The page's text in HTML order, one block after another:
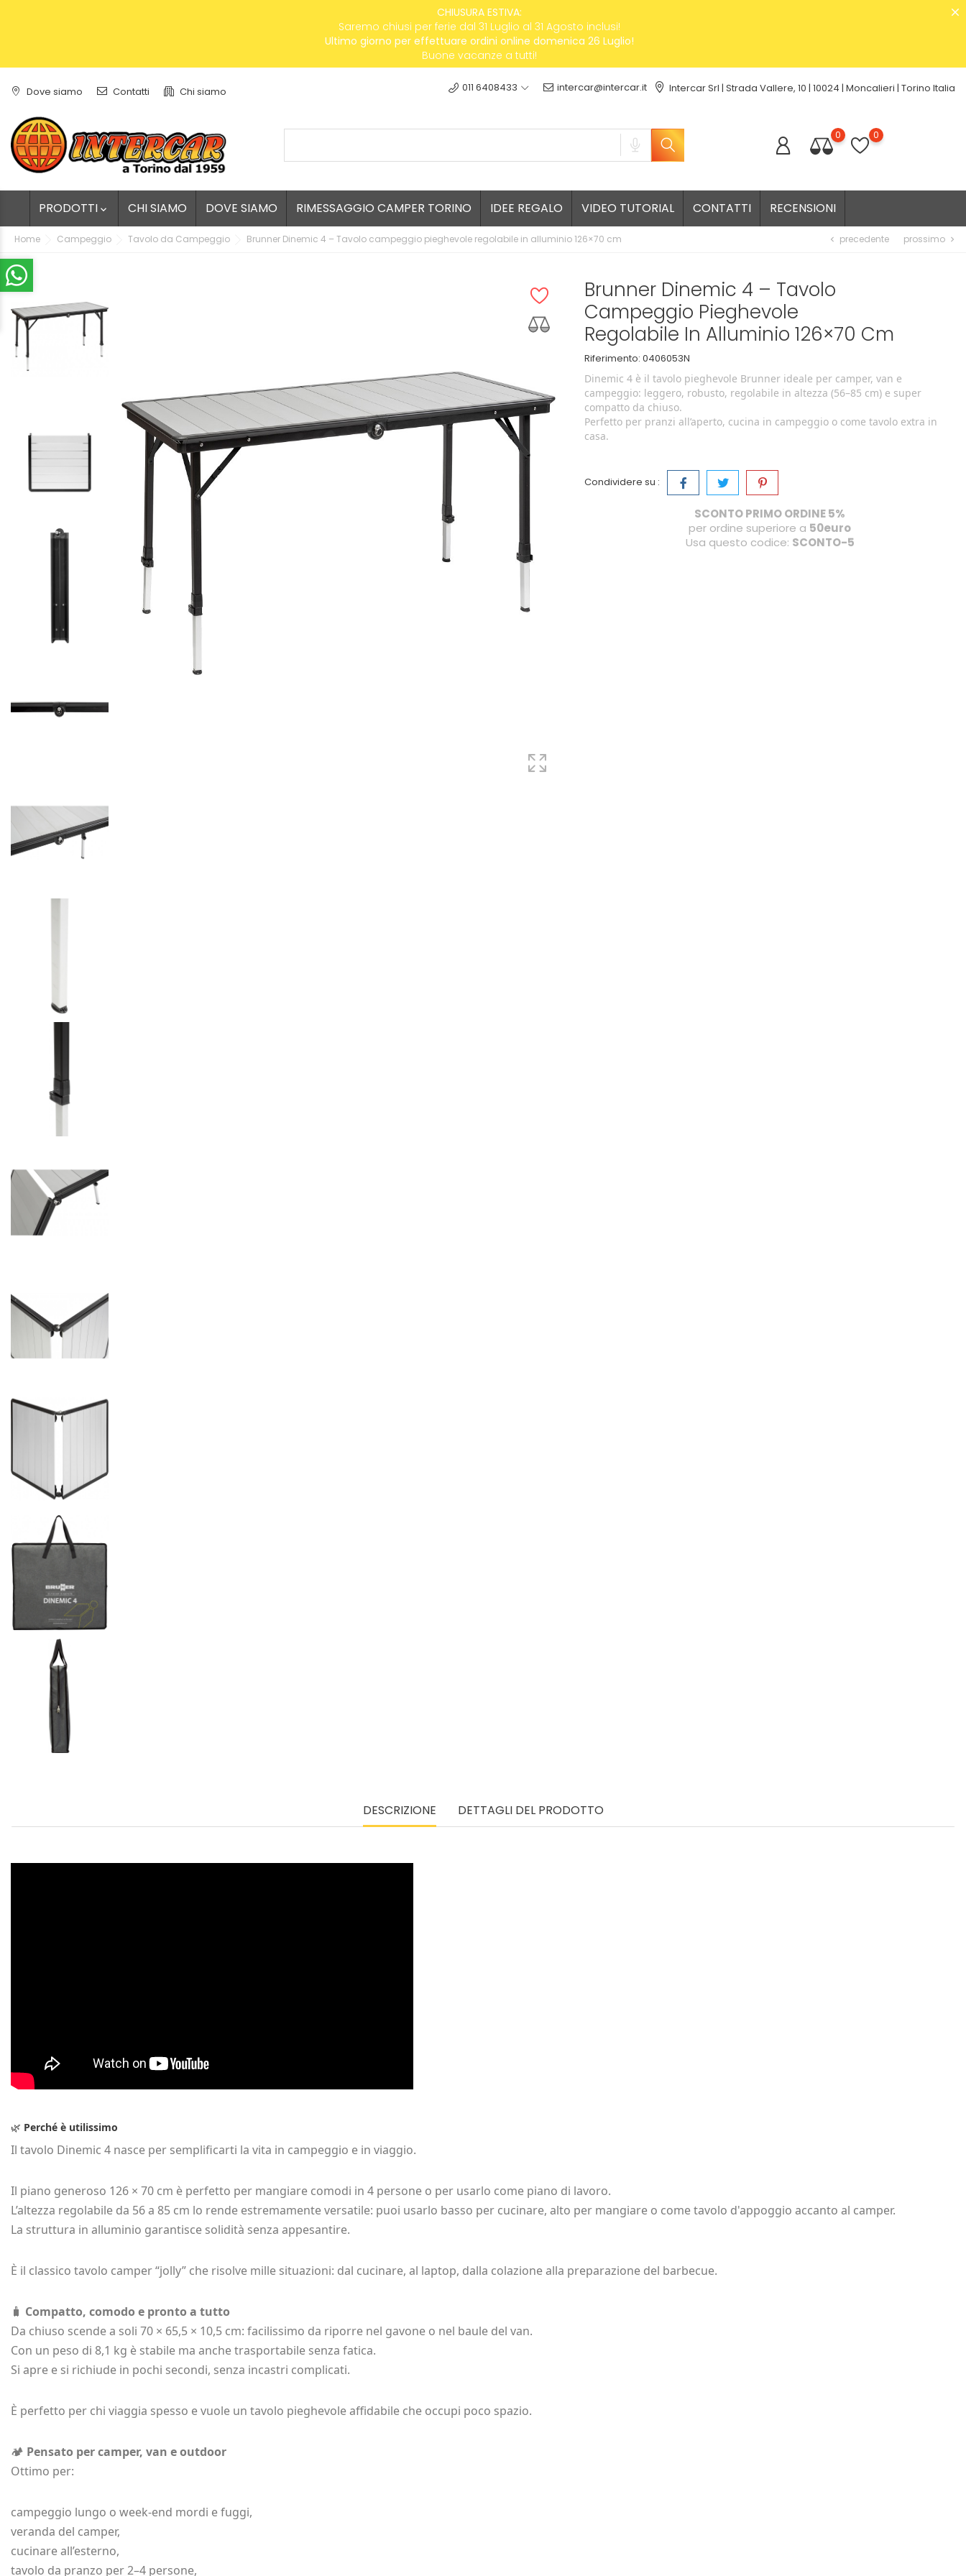
CHIUSURA ESTIVA:
Saremo chiusi per ferie dal 31 Luglio al 31 Agosto inclusi!
Ultimo giorno per effettuare ordini online domenica 26 Luglio!
Buone vacanze a tutti!
Dove siamo Contatti Chi siamo 011 6408433 intercar@intercar.it Intercar Srl | Strada Vallere, 10 | 10024 | Moncalieri | Torino Italia
0 0
PRODOTTI  CHI SIAMO DOVE SIAMO RIMESSAGGIO CAMPER TORINO IDEE REGALO VIDEO TUTORIAL CONTATTI RECENSIONI
Home Campeggio Tavolo da Campeggio Brunner Dinemic 4 – Tavolo campeggio pieghevole regolabile in alluminio 126×70 cm chevron_left precedente prossimo chevron_right
Brunner Dinemic 4 – Tavolo
Campeggio Pieghevole
Regolabile In Alluminio 126×70 Cm
Riferimento: 0406053N
Dinemic 4 è il tavolo pieghevole Brunner ideale per camper, van e
campeggio: leggero, robusto, regolabile in altezza (56–85 cm) e super
compatto da chiuso.
Perfetto per pranzi all’aperto, cucina in campeggio o come tavolo extra in
casa.
Condividere su :
SCONTO PRIMO ORDINE 5%
per ordine superiore a 50euro
Usa questo codice: SCONTO-5
DESCRIZIONE DETTAGLI DEL PRODOTTO
🌿 Perché è utilissimo
Il tavolo Dinemic 4 nasce per semplificarti la vita in campeggio e in viaggio.
Il piano generoso 126 × 70 cm è perfetto per mangiare comodi in 4 persone o per usarlo come piano di lavoro.
L’altezza regolabile da 56 a 85 cm lo rende estremamente versatile: puoi usarlo basso per cucinare, alto per mangiare o come tavolo d'appoggio accanto al camper.
La struttura in alluminio garantisce solidità senza appesantire.
È il classico tavolo camper “jolly” che risolve mille situazioni: dal cucinare, al laptop, dalla colazione alla preparazione del barbecue.
🧳 Compatto, comodo e pronto a tutto
Da chiuso scende a soli 70 × 65,5 × 10,5 cm: facilissimo da riporre nel gavone o nel baule del van.
Con un peso di 8,1 kg è stabile ma anche trasportabile senza fatica.
Si apre e si richiude in pochi secondi, senza incastri complicati.
È perfetto per chi viaggia spesso e vuole un tavolo pieghevole affidabile che occupi poco spazio.
🏕️ Pensato per camper, van e outdoor
Ottimo per:
campeggio lungo o week‑end mordi e fuggi,
veranda del camper,
cucinare all’esterno,
tavolo da pranzo per 2–4 persone,